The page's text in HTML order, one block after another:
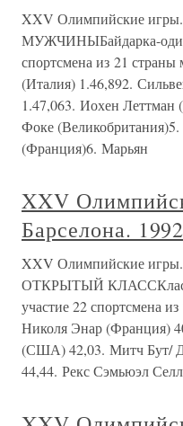
XXV Олимпийские игры.
МУЖЧИНЫБайдарка-
спортсмена из 21
(Италия) 1.46,892.
1.47,063. Иохен Леттман
Фоке
(Франция)6. Марьян
XXV
Барселона.
XXV Олимпийские игры.
ОТКРЫТЫЙ
участие 22 спортсмена
Николя Энар (Франция)
(США) 42,03. Митч Бут/
44,44. Рекс Сэмьюэл